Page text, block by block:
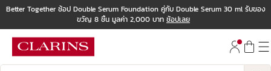
ไปที่ส่วนท้าย
Better Together ช้อป Double Serum Foundation คู่กับ Double Serum 30 ml รับของ
ขวัญ 8 ชิ้น มูลค่า 2,000 บาท ช้อปเลย
บันทึกข้อมูลค้นหา